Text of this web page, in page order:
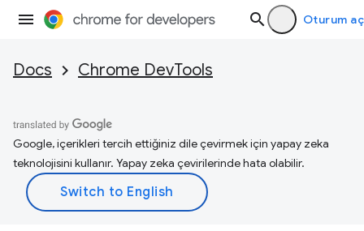
Oturum aç
Docs Chrome DevTools
Google, içerikleri tercih ettiğiniz dile çevirmek için yapay zeka
teknolojisini kullanır. Yapay zeka çevirilerinde hata olabilir.